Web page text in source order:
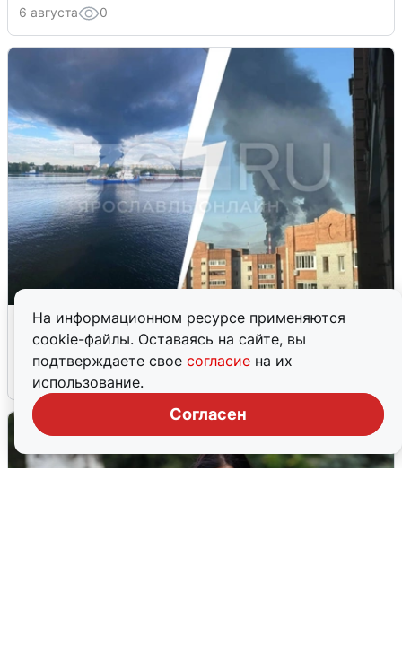
На информационном ресурсе применяются
cookie-файлы. Оставаясь на сайте, вы
подтверждаете свое согласие на их
использование.
Согласен
6 августа 0
Ночная атака БПЛА на Ярославль:
попадания и последствия
6 августа 0